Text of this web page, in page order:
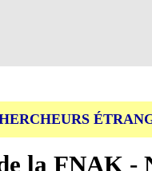
la FNAK -